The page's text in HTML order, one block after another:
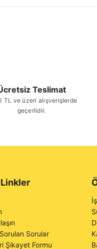
Teslimat
TL ve üzeri alışverişlerde
geçerlidir.
Linkler
Sorular
Şikayet Formu